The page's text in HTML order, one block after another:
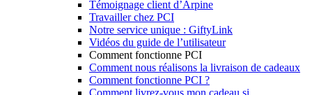
Témoignage client d’Arpine
Travailler chez PCI
Notre service unique : GiftyLink
Vidéos du guide de l’utilisateur
Comment fonctionne PCI
Comment nous réalisons la livraison de cadeaux
Comment fonctionne PCI ?
Comment livrez-vous mon cadeau si